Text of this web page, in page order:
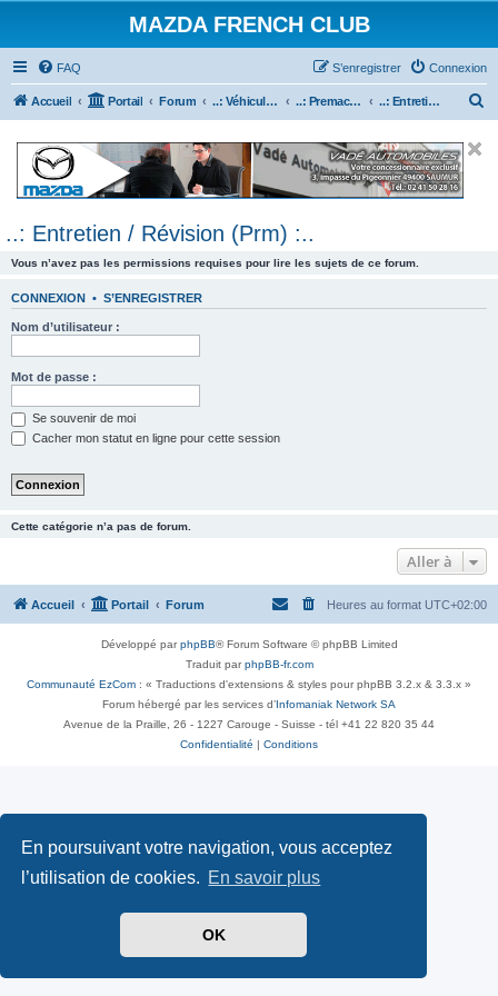
En poursuivant votre navigation, vous acceptez
l’utilisation de cookies. En savoir plus
OK
MAZDA FRENCH CLUB
FAQ Connexion
S’enregistrer
Accueil Portail Forum ..: Véhicules Mazda ancien (<2003) :.. ..: Premacy :.. ..: Entretien / Révision (Prm) :..
e
..: Entretien / Révision (Prm) :..
Vous n’avez pas les permissions requises pour lire les sujets de ce forum.
CONNEXION • S’ENREGISTRER
Nom d’utilisateur :
Mot de passe :
Se souvenir de moi
Cacher mon statut en ligne pour cette session
Cette catégorie n’a pas de forum.
Aller à
Accueil Portail Forum Heures au format UTC+02:00
Développé parphpBB® Forum Software © phpBB Limited
Traduit parphpBB-fr.com
Communauté EzCom : « Traductions d'extensions & styles pour phpBB 3.2.x & 3.3.x »
Forum hébergé par les services d’ Infomaniak Network SA
Avenue de la Praille, 26 - 1227 Carouge - Suisse - tél +41 22 820 35 44
Confidentialité
Conditions